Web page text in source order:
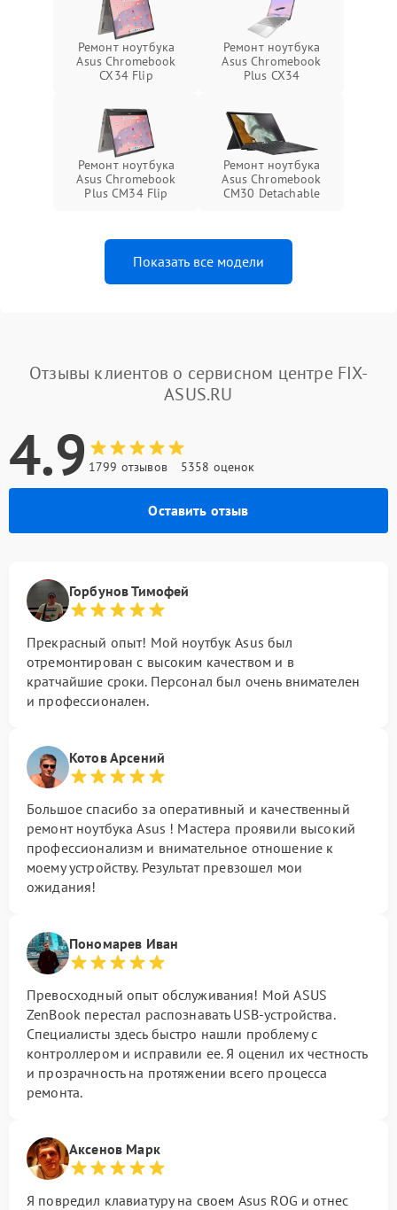
Ремонт ноутбука
Asus Chromebook
CX34 Flip
Ремонт ноутбука
Asus Chromebook
Plus CX34
Ремонт ноутбука
Asus Chromebook
Plus CM34 Flip
Ремонт ноутбука
Asus Chromebook
CM30 Detachable
Показать все модели
Отзывы клиентов о сервисном центре FIX-
ASUS.RU
4.9 1799 отзывов 5358 оценок
Оставить отзыв
Горбунов Тимофей
Прекрасный опыт! Мой ноутбук Asus был
отремонтирован с высоким качеством и в
кратчайшие сроки. Персонал был очень внимателен
и профессионален.
Котов Арсений
Большое спасибо за оперативный и качественный
ремонт ноутбука Asus ! Мастера проявили высокий
профессионализм и внимательное отношение к
моему устройству. Результат превзошел мои
ожидания!
Пономарев Иван
Превосходный опыт обслуживания! Мой ASUS
ZenBook перестал распознавать USB-устройства.
Специалисты здесь быстро нашли проблему с
контроллером и исправили ее. Я оценил их честность
и прозрачность на протяжении всего процесса
ремонта.
Аксенов Марк
Я повредил клавиатуру на своем Asus ROG и отнес